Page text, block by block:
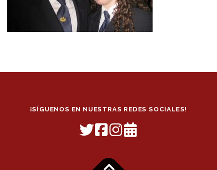
¡SÍGUENOS EN NUESTRAS REDES SOCIALES!